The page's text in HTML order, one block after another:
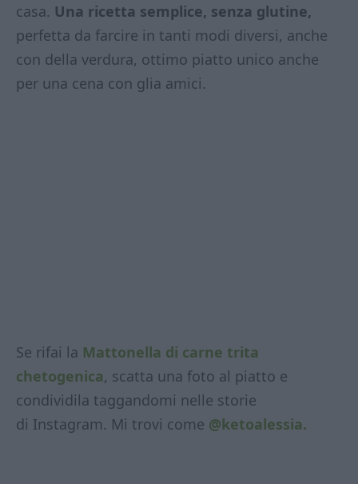
casa. Una ricetta semplice, senza glutine,
perfetta da farcire in tanti modi diversi, anche
con della verdura, ottimo piatto unico anche
per una cena con glia amici.
Se rifai la Mattonella di carne trita
chetogenica, scatta una foto al piatto e
condividila taggandomi nelle storie
di Instagram. Mi trovi come @ketoalessia.